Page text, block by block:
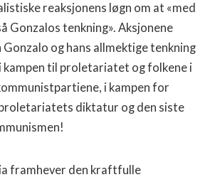
reaksjonens løgn om at «med
Gonzalos tenkning». Aksjonene
og hans allmektige tenkning
kampen til proletariatet og folkene i
i kampen for
diktatur og den siste
framhever den kraftfulle